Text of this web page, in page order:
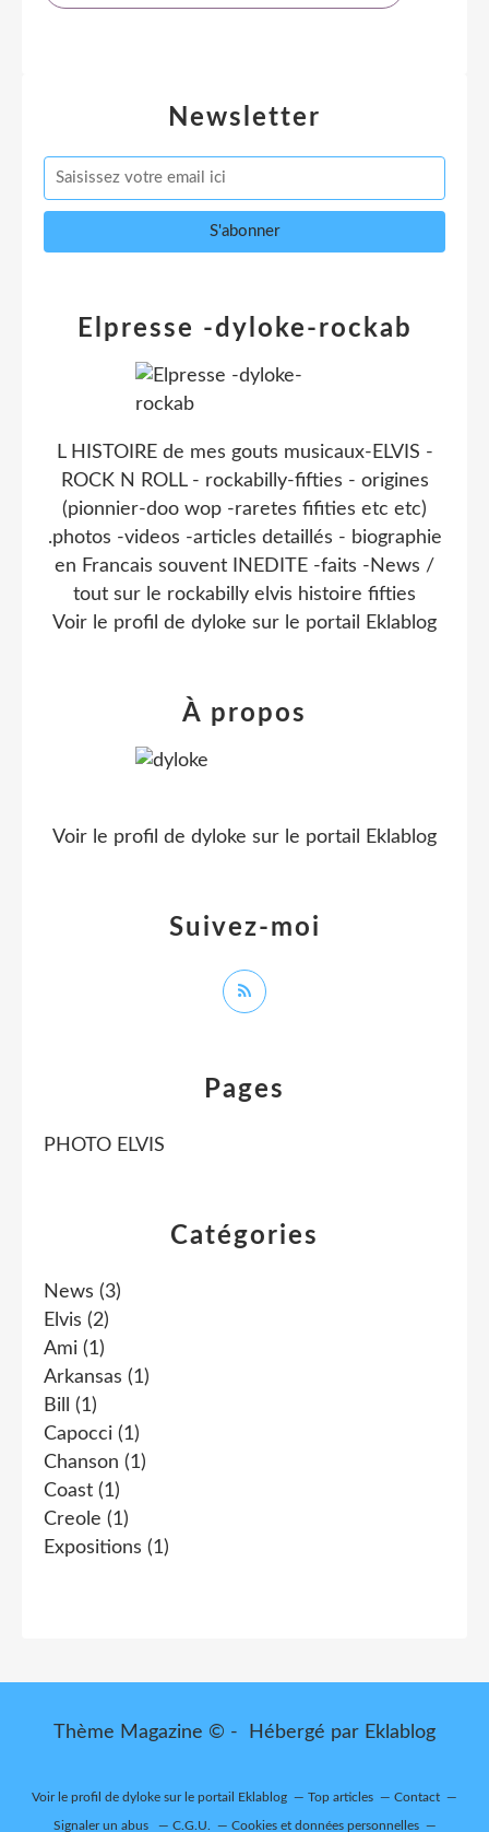
Newsletter
Catégories
News (3)
Elvis (2)
Ami (1)
Arkansas (1)
Bill
(1)
Capocci (1)
Chanson (1)
Coast (1)
Creole (1)
Expositions (1)
Pages
PHOTO ELVIS
Elpresse -dyloke-rockab
L HISTOIRE de mes gouts musicaux-ELVIS -
ROCK N ROLL - rockabilly-fifties - origines
(pionnier-doo wop -raretes fifities etc etc)
.photos -videos -articles detaillés - biographie
en Francais souvent INEDITE -faits -News /
tout sur le rockabilly elvis histoire fifties
Voir le profil de dyloke sur le portail Eklablog
Suivez-moi
À propos
Voir le profil de dyloke sur le portail Eklablog
Thème Magazine © - Hébergé par Eklablog
Voir le profil de dyloke sur le portail Eklablog Top articles Contact
Signaler un abus C.G.U. Cookies et données personnelles